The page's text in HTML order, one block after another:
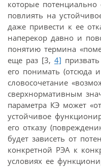
которые
повлиять на
даже привести к ее
наперекор давно и
понятию термина
еще раз [3, 4]
его понимать (отсюда
словосочетание
сверхнормативным
параметра КЭ может
устойчивое
его отказу
будет зависеть от
конкретной РЭА к
условиях ее